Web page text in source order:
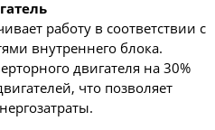
работу в соответствии с
внутреннего блока.
двигателя на 30%
что позволяет